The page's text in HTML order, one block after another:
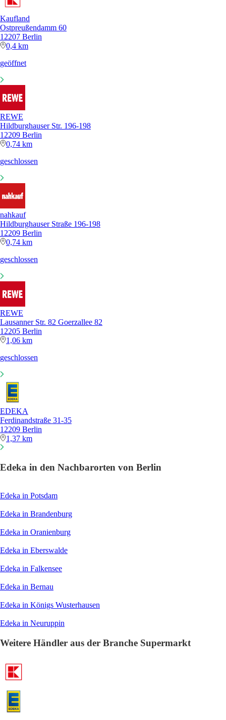
Kaufland
Ostpreußendamm 60
12207 Berlin
0,4 km
geöffnet
REWE
Hildburghauser Str. 196-198
12209 Berlin
0,74 km
geschlossen
nahkauf
Hildburghauser Straße 196-198
12209 Berlin
0,74 km
geschlossen
REWE
Lausanner Str. 82 Goerzallee 82
12205 Berlin
1,06 km
geschlossen
EDEKA
Ferdinandstraße 31-35
12209 Berlin
1,37 km
Edeka in den Nachbarorten von Berlin
Edeka in Potsdam
Edeka in Brandenburg
Edeka in Oranienburg
Edeka in Eberswalde
Edeka in Falkensee
Edeka in Bernau
Edeka in Königs Wusterhausen
Edeka in Neuruppin
Weitere Händler aus der Branche Supermarkt